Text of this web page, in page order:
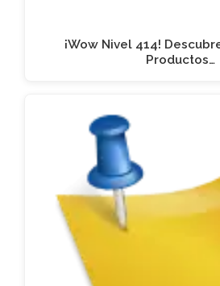
¡Wow Nivel 414!
Productos…